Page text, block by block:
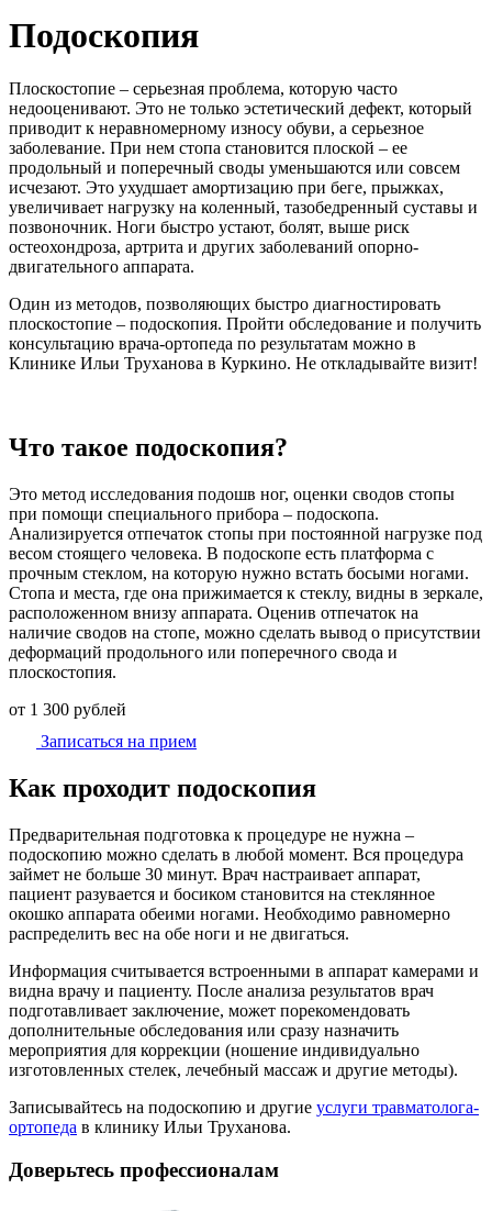
Подоскопия
Плоскостопие – серьезная проблема, которую часто
недооценивают. Это не только эстетический дефект, который
приводит к неравномерному износу обуви, а серьезное
заболевание. При нем стопа становится плоской – ее
продольный и поперечный своды уменьшаются или совсем
исчезают. Это ухудшает амортизацию при беге, прыжках,
увеличивает нагрузку на коленный, тазобедренный суставы и
позвоночник. Ноги быстро устают, болят, выше риск
остеохондроза, артрита и других заболеваний опорно-
двигательного аппарата.
Один из методов, позволяющих быстро диагностировать
плоскостопие – подоскопия. Пройти обследование и получить
консультацию врача-ортопеда по результатам можно в
Клинике Ильи Труханова в Куркино. Не откладывайте визит!
Что такое подоскопия?
Это метод исследования подошв ног, оценки сводов стопы
при помощи специального прибора – подоскопа.
Анализируется отпечаток стопы при постоянной нагрузке под
весом стоящего человека. В подоскопе есть платформа с
прочным стеклом, на которую нужно встать босыми ногами.
Стопа и места, где она прижимается к стеклу, видны в зеркале,
расположенном внизу аппарата. Оценив отпечаток на
наличие сводов на стопе, можно сделать вывод о присутствии
деформаций продольного или поперечного свода и
плоскостопия.
от 1 300 рублей
Записаться на прием
Как проходит подоскопия
Предварительная подготовка к процедуре не нужна –
подоскопию можно сделать в любой момент. Вся процедура
займет не больше 30 минут. Врач настраивает аппарат,
пациент разувается и босиком становится на стеклянное
окошко аппарата обеими ногами. Необходимо равномерно
распределить вес на обе ноги и не двигаться.
Информация считывается встроенными в аппарат камерами и
видна врачу и пациенту. После анализа результатов врач
подготавливает заключение, может порекомендовать
дополнительные обследования или сразу назначить
мероприятия для коррекции (ношение индивидуально
изготовленных стелек, лечебный массаж и другие методы).
Записывайтесь на подоскопию и другие услуги травматолога-
ортопеда в клинику Ильи Труханова.
Доверьтесь профессионалам